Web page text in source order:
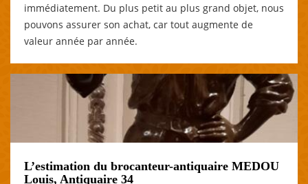
immédiatement. Du plus petit au plus grand objet, nous
pouvons assurer son achat, car tout augmente de
valeur année par année.
L’estimation du brocanteur-antiquaire MEDOU
Louis, Antiquaire 34